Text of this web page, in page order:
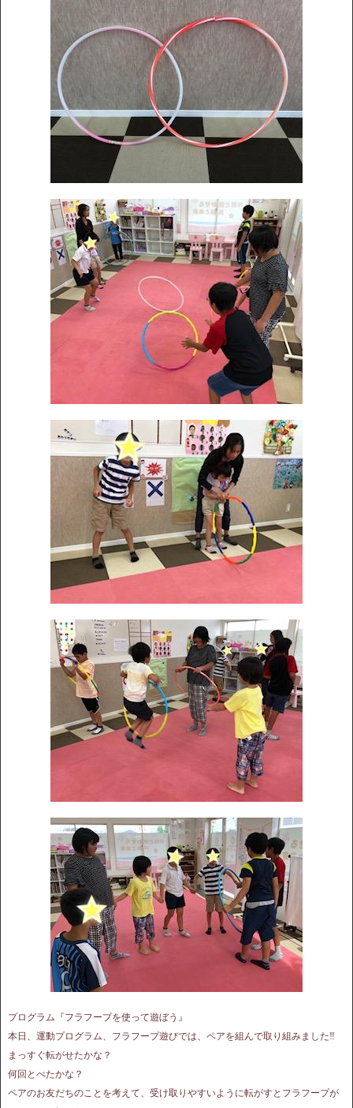
プログラム『フラフープを使って遊ぼう』
本日、運動プログラム、フラフープ遊びでは、ペアを組んで取り組みました‼︎
まっすぐ転がせたかな？
何回とべたかな？
ペアのお友だちのことを考えて、受け取りやすいように転がすとフラフープが